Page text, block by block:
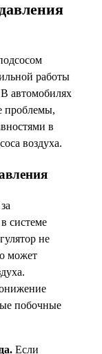
работы
автомобилях
проблемы,
в
воздуха.
системе
не
может
побочные
Если